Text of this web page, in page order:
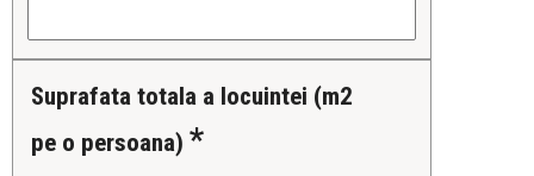
Suprafata totala a locuintei (m2
pe o persoana)